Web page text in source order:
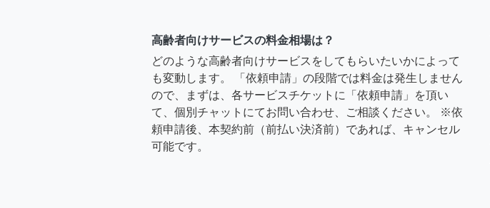
高齢者向けサービスの料金相場は？
どのような高齢者向けサービスをしてもらいたいかによって
も変動します。 「依頼申請」の段階では料金は発生しません
ので、まずは、各サービスチケットに「依頼申請」を頂い
て、個別チャットにてお問い合わせ、ご相談ください。 ※依
頼申請後、本契約前（前払い決済前）であれば、キャンセル
可能です。